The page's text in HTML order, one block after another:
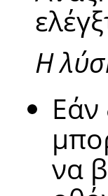
Η
Εάν
να